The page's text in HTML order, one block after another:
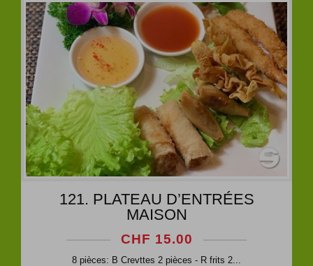
121. PLATEAU D’ENTRÉES
MAISON
CHF 15.00
8 pièces: B Crevttes 2 pièces - R frits 2...